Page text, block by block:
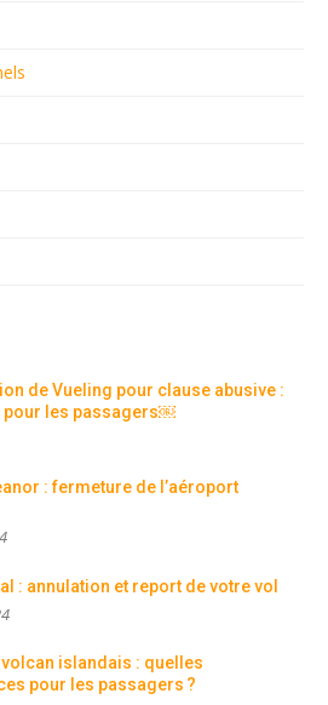
de Vueling pour clause abusive :
pour les passagers￼
: fermeture de l’aéroport
: annulation et report de votre vol
volcan islandais : quelles
pour les passagers ?